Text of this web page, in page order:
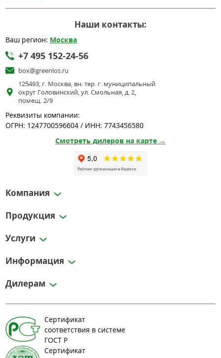
Наши контакты:
Ваш регион: Москва
+7 495 152-24-56
box@greenlos.ru
125493, г. Москва, вн. тер. г. муниципальный
округ Головинский, ул. Смольная, д. 2,
помещ. 2/9
Реквизиты компании:
ОГРН: 1247700596604 / ИНН: 7743456580
Смотреть дилеров на карте →
Компания
Продукция
Услуги
Информация
Дилерам
Сертификат
соответствия в системе
ГОСТ Р
Сертификат